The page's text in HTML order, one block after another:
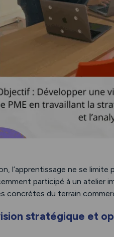
l’apprentissage ne se
participé à un atelier
concrètes du terrain
stratégique et